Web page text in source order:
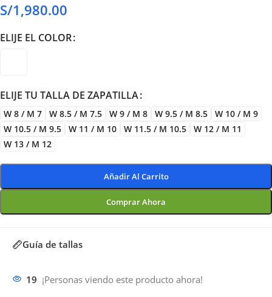
S/1,980.00
ELIJE EL COLOR
ELIJE TU TALLA DE ZAPATILLA
W 8 / M 7 W 8.5 / M 7.5 W 9 / M 8 W 9.5 / M 8.5
W 10 / M 9
W 10.5 / M 9.5
W 11 / M 10 W 11.5 / M 10.5
W 12 / M 11
W 13 / M 12
Añadir Al Carrito
Comprar Ahora
Guía de tallas
19 ¡Personas viendo este producto ahora!